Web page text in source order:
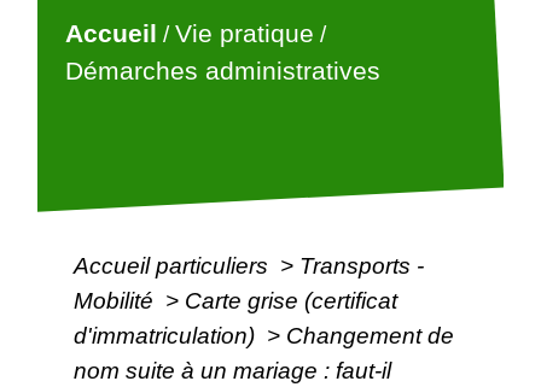
Accueil /Vie pratique /
Démarches administratives
Accueil particuliers > Transports -
Mobilité > Carte grise (certificat
d'immatriculation) > Changement de
nom suite à un mariage : faut-il